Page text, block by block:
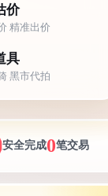
价
精准出价
具
黑市代拍
安全完成0笔交易